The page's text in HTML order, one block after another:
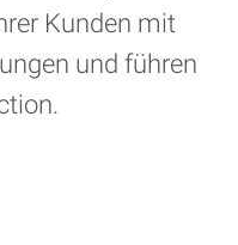
Kunden mit
und führen
KONZEPTION &